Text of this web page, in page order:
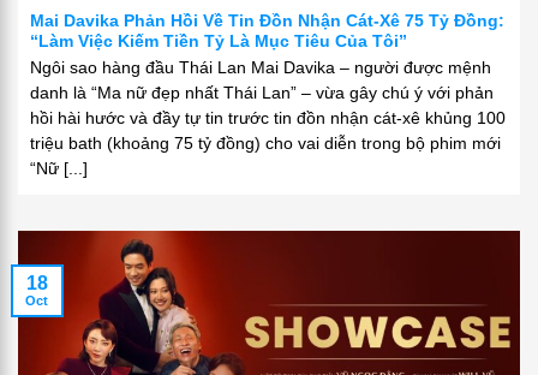
Mai Davika Phản Hồi Về Tin Đồn Nhận Cát-Xê 75 Tỷ Đồng:
“Làm Việc Kiếm Tiền Tỷ Là Mục Tiêu Của Tôi”
Ngôi sao hàng đầu Thái Lan Mai Davika – người được mệnh
danh là “Ma nữ đẹp nhất Thái Lan” – vừa gây chú ý với phản
hồi hài hước và đầy tự tin trước tin đồn nhận cát-xê khủng 100
triệu bath (khoảng 75 tỷ đồng) cho vai diễn trong bộ phim mới
“Nữ [...]
18
Oct